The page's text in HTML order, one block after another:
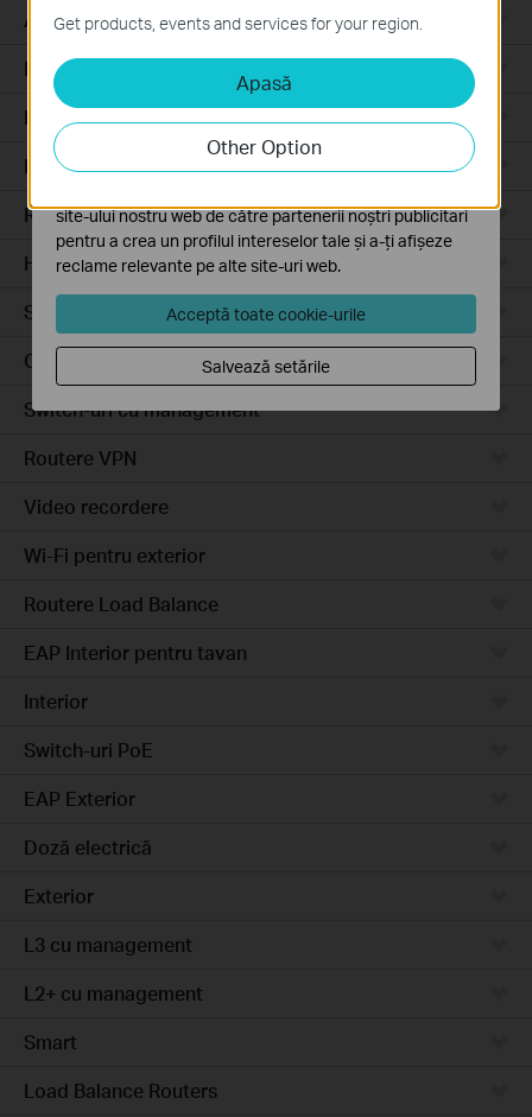
Access Pro
Routere prin cablu
Routere Wi-Fi
Routere 4G
Routere integrate
Hardware
Software
Camere video
Switch-uri cu management
Routere VPN
Video recordere
Wi-Fi pentru exterior
Routere Load Balance
EAP Interior pentru tavan
Interior
Switch-uri PoE
EAP Exterior
Doză electrică
Exterior
L3 cu management
L2+ cu management
Smart
Load Balance Routers
Get products, events and services for your region.
Apasă
Other Option
Aceste cookie-uri sunt necesare pentru funcționarea
site-ului web și nu pot fi dezactivate în sistemele tale
Cookie-uri de analiză și marketing
Cookie-urile de analiză ne permit să analizăm activitățile
tale de pe site-ul nostru web a îmbunătăți și ajusta
funcționalitatea site-ului.
site-ului nostru web de către partenerii noștri publicitari
pentru a crea un profilul intereselor tale și a-ți afișeze
reclame relevante pe alte site-uri web.
Acceptă toate cookie-urile
Salvează setările